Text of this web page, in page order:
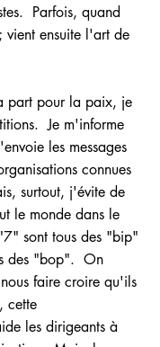
Parfois, quand
ensuite l'art de
part pour la paix, je
Je m'informe
les messages
connues
surtout, j'évite de
le monde dans le
sont tous des "bip"
des "bop".  On
faire croire qu'ils
cette
les dirigeants à